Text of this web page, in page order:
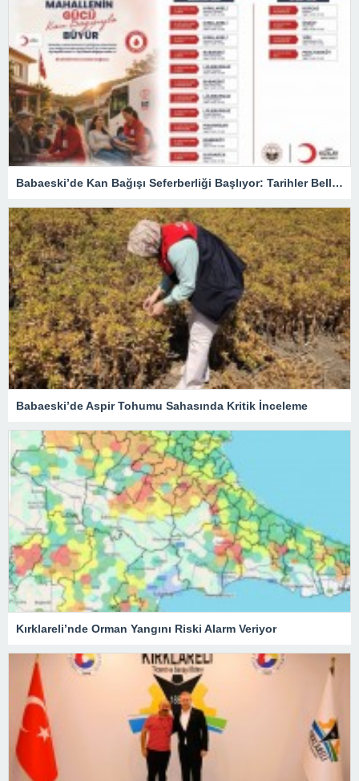
Babaeski’de Kan Bağışı Seferberliği Başlıyor: Tarihler Belli Oldu
Babaeski’de Aspir Tohumu Sahasında Kritik İnceleme
Kırklareli’nde Orman Yangını Riski Alarm Veriyor